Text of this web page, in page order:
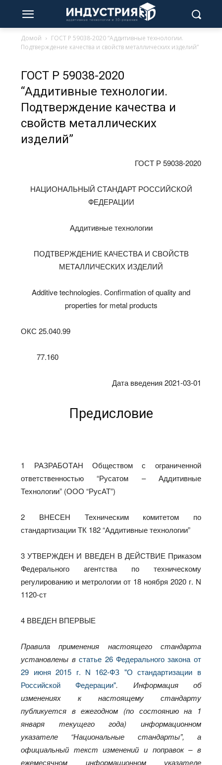
Домой
ГОСТ Р 59038-2020 “Аддитивные технологии.
Подтверждение качества и свойств металлических изделий”
ГОСТ Р 59038-2020
“Аддитивные технологии.
Подтверждение качества и
свойств металлических
изделий”
ГОСТ Р 59038-2020
НАЦИОНАЛЬНЫЙ СТАНДАРТ РОССИЙСКОЙ
ФЕДЕРАЦИИ
Аддитивные технологии
ПОДТВЕРЖДЕНИЕ КАЧЕСТВА И СВОЙСТВ
МЕТАЛЛИЧЕСКИХ ИЗДЕЛИЙ
Additive technologies. Confirmation of quality and
properties for metal products
ОКС 25.040.99
77.160
Дата введения 2021-03-01
Предисловие
1 РАЗРАБОТАН Обществом с ограниченной
ответственностью “Русатом – Аддитивные
Технологии” (ООО “РусАТ”)
2 ВНЕСЕН Техническим комитетом по
стандартизации ТК 182 “Аддитивные технологии”
3 УТВЕРЖДЕН И ВВЕДЕН В ДЕЙСТВИЕ Приказом
Федерального агентства по техническому
регулированию и метрологии от 18 ноября 2020 г. N
1120-ст
4 ВВЕДЕН ВПЕРВЫЕ
Правила применения настоящего стандарта
установлены в статье 26 Федерального закона от
29 июня 2015 г. N 162-ФЗ "О стандартизации в
Российской Федерации". Информация об
изменениях к настоящему стандарту
публикуется в ежегодном (по состоянию на 1
января текущего года) информационном
указателе “Национальные стандарты”, а
официальный текст изменений и поправок – в
ежемесячном информационном указателе